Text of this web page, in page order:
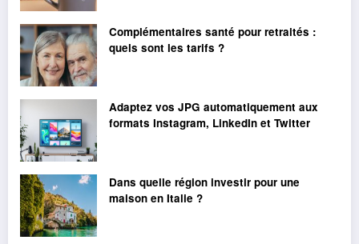
Complémentaires santé pour retraités :
quels sont les tarifs ?
Adaptez vos JPG automatiquement aux
formats Instagram, LinkedIn et Twitter
Dans quelle région investir pour une
maison en Italie ?